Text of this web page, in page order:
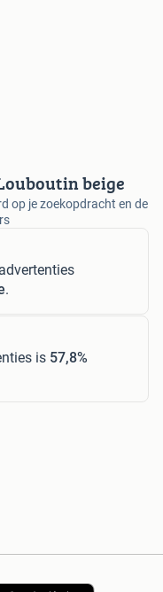
beige
op je zoekopdracht en de
.
is 57,8%